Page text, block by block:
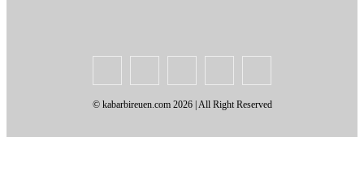
© kabarbireuen.com 2026 | All Right Reserved